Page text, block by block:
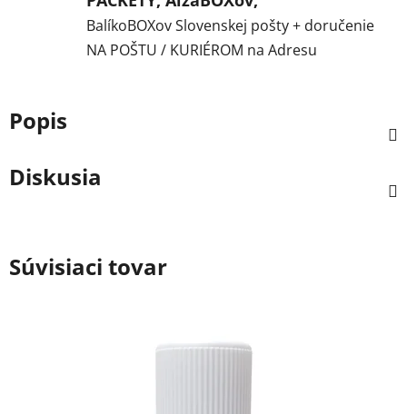
BalíkoBOXov Slovenskej pošty + doručenie
NA POŠTU / KURIÉROM na Adresu
Popis
Diskusia
Súvisiaci tovar